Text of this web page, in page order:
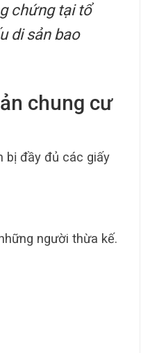
chứng tại tổ
di sản bao
chung cư
bị đầy đủ các giấy
người thừa kế.